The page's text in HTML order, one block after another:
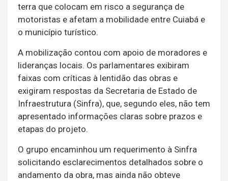
terra que colocam em risco a segurança de
motoristas e afetam a mobilidade entre Cuiabá e
o município turístico.
A mobilização contou com apoio de moradores e
lideranças locais. Os parlamentares exibiram
faixas com críticas à lentidão das obras e
exigiram respostas da Secretaria de Estado de
Infraestrutura (Sinfra), que, segundo eles, não tem
apresentado informações claras sobre prazos e
etapas do projeto.
O grupo encaminhou um requerimento à Sinfra
solicitando esclarecimentos detalhados sobre o
andamento da obra, mas ainda não obteve